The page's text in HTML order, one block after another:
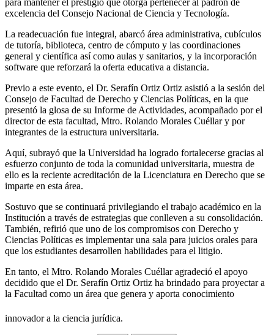
excelencia del Consejo Nacional de Ciencia y Tecnología.
La readecuación fue integral, abarcó área administrativa, cubículos
de tutoría, biblioteca, centro de cómputo y las coordinaciones
general y científica así como aulas y sanitarios, y la incorporación
software que reforzará la oferta educativa a distancia.
Previo a este evento, el Dr. Serafín Ortiz Ortiz asistió a la sesión del
Consejo de Facultad de Derecho y Ciencias Políticas, en la que
presentó la glosa de su Informe de Actividades, acompañado por el
director de esta facultad, Mtro. Rolando Morales Cuéllar y por
integrantes de la estructura universitaria.
Aquí, subrayó que la Universidad ha logrado fortalecerse gracias al
esfuerzo conjunto de toda la comunidad universitaria, muestra de
ello es la reciente acreditación de la Licenciatura en Derecho que se
imparte en esta área.
Sostuvo que se continuará privilegiando el trabajo académico en la
Institución a través de estrategias que conlleven a su consolidación.
También, refirió que uno de los compromisos con Derecho y
Ciencias Políticas es implementar una sala para juicios orales para
que los estudiantes desarrollen habilidades para el litigio.
En tanto, el Mtro. Rolando Morales Cuéllar agradeció el apoyo
decidido que el Dr. Serafín Ortiz Ortiz ha brindado para proyectar a
la Facultad como un área que genera y aporta conocimiento
innovador a la ciencia jurídica.